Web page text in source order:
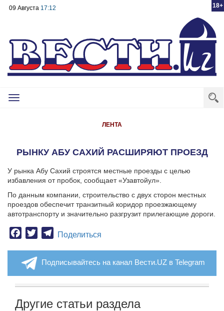
18+
09 Августа 17:12
Toggle
ЛЕНТА
РЫНКУ АБУ САХИЙ РАСШИРЯЮТ ПРОЕЗД
У рынка Абу Сахий строятся местные проезды с целью
избавления от пробок, сообщает «Узавтойул».
По данным компании, строительство с двух сторон местных
проездов обеспечит транзитный коридор проезжающему
автотранспорту и значительно разгрузит прилегающие дороги.
Facebook
TwitterTelegram
Поделиться
Подписывайтесь на канал Вести.UZ в Telegram
Другие статьи раздела